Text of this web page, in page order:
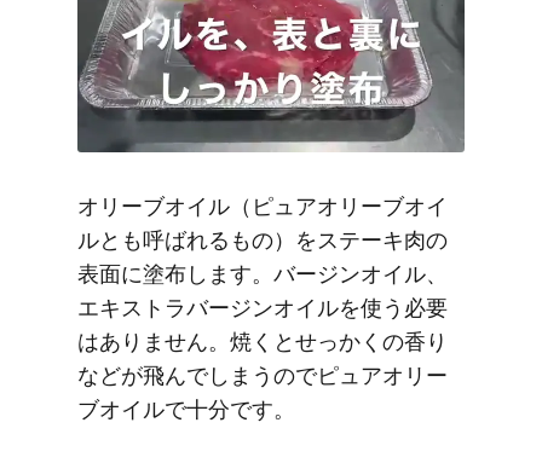
オリーブオイル（ピュアオリーブオイ
ルとも呼ばれるもの）をステーキ肉の
表面に塗布します。バージンオイル、
エキストラバージンオイルを使う必要
はありません。焼くとせっかくの香り
などが飛んでしまうのでピュアオリー
ブオイルで十分です。